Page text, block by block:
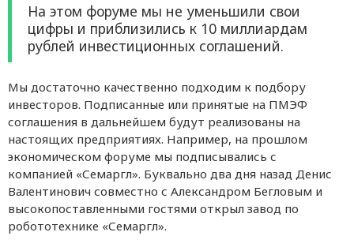
На этом форуме мы не уменьшили свои
цифры и приблизились к 10 миллиардам
рублей инвестиционных соглашений.
Мы достаточно качественно подходим к подбору
инвесторов. Подписанные или принятые на ПМЭФ
соглашения в дальнейшем будут реализованы на
настоящих предприятиях. Например, на прошлом
экономическом форуме мы подписывались с
компанией «Семаргл». Буквально два дня назад Денис
Валентинович совместно с Александром Бегловым и
высокопоставленными гостями открыл завод по
робототехнике «Семаргл».